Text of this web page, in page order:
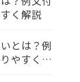
く解説
とは？例
やすく解